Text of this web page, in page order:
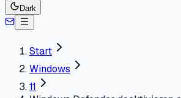
Dark
Start
Windows
11